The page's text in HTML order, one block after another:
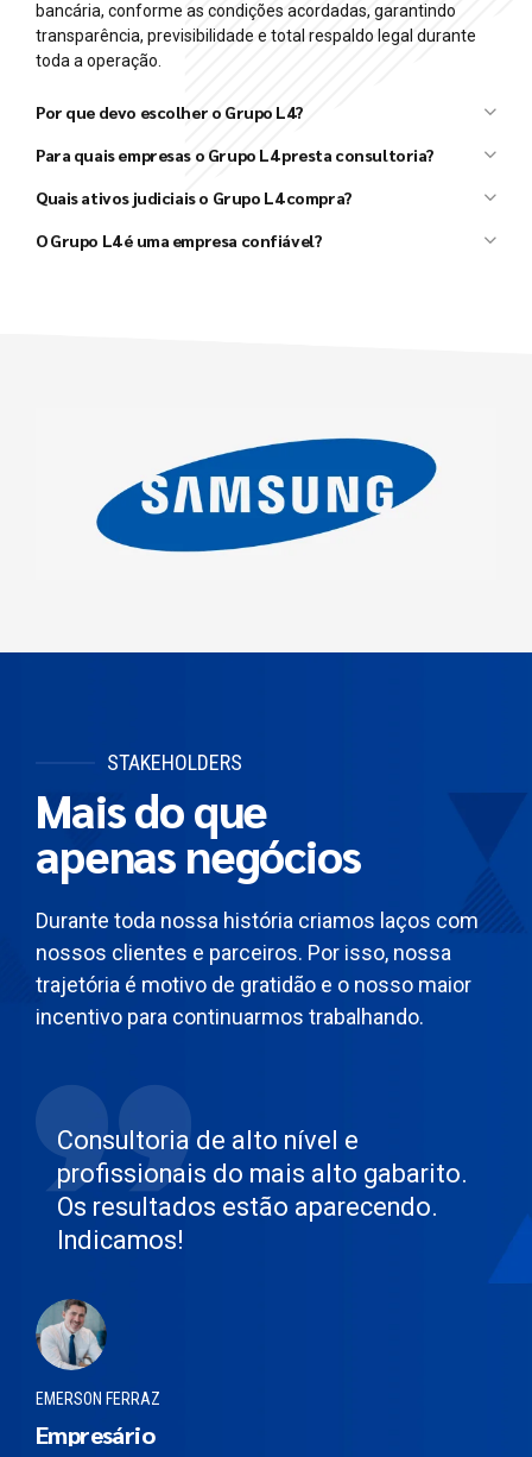
bancária, conforme as condições acordadas, garantindo
transparência, previsibilidade e total respaldo legal durante
toda a operação.
Por que devo escolher o Grupo L4?
L4 Taxx L4 Ativos
Para quais empresas o Grupo L4 presta consultoria?
Quais ativos judiciais o Grupo L4 compra?
O Grupo L4 é uma empresa confiável?
STAKEHOLDERS
Mais do que
apenas negócios
Durante toda nossa história criamos laços com
nossos clientes e parceiros. Por isso, nossa
trajetória é motivo de gratidão e o nosso maior
incentivo para continuarmos trabalhando.
Consultoria de alto nível e
profissionais do mais alto gabarito.
Os resultados estão aparecendo.
Indicamos!
EMERSON FERRAZ
Empresário